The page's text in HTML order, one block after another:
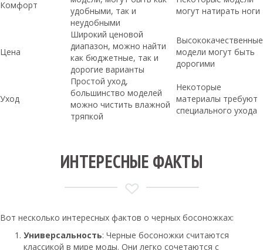
Комфорт
удобными, так и
неудобными
могут натирать ноги
Цена
Широкий ценовой
диапазон, можно найти
как бюджетные, так и
дорогие варианты
Высококачественные
модели могут быть
дорогими
Уход
Простой уход,
большинство моделей
можно чистить влажной
тряпкой
Некоторые
материалы требуют
специального ухода
ИНТЕРЕСНЫЕ ФАКТЫ
Вот несколько интересных фактов о черных босоножках:
Универсальность: Черные босоножки считаются
классикой в мире моды. Они легко сочетаются с